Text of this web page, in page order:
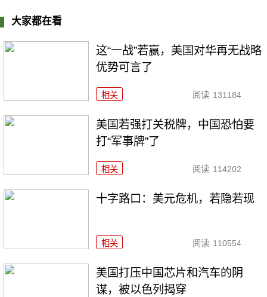
大家都在看
这“一战”若赢，美国对华再无战略
优势可言了
相关 阅读 131184
美国若强打关税牌，中国恐怕要
打“军事牌”了
相关 阅读 114202
十字路口：美元危机，若隐若现
相关 阅读 110554
美国打压中国芯片和汽车的阴
谋，被以色列揭穿